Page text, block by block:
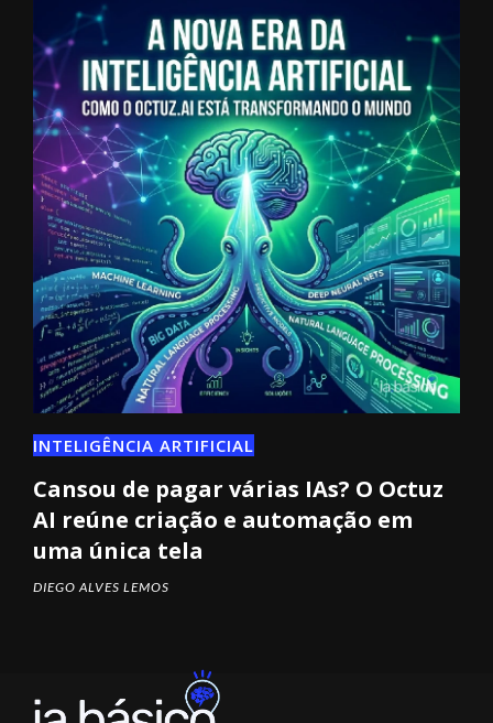
INTELIGÊNCIA ARTIFICIAL
Cansou de pagar várias IAs? O Octuz
AI reúne criação e automação em
uma única tela
DIEGO ALVES LEMOS